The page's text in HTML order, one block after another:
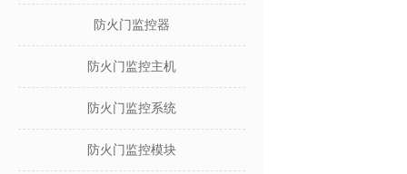
防火门监控器
防火门监控主机
防火门监控系统
防火门监控模块